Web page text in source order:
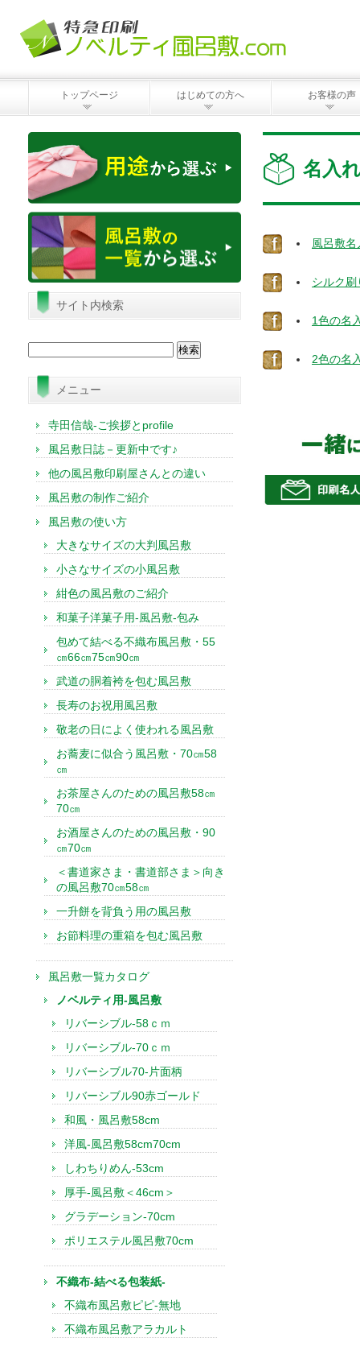
トップページ はじめての方へ お客様の声
名入
風呂敷
シルク
1色の名
2色の名
サイト内検索
メニュー
寺田信哉-ご挨拶とprofile
風呂敷日誌－更新中です♪
他の風呂敷印刷屋さんとの違い
風呂敷の制作ご紹介
風呂敷の使い方
大きなサイズの大判風呂敷
小さなサイズの小風呂敷
紺色の風呂敷のご紹介
和菓子洋菓子用-風呂敷-包み
包めて結べる不織布風呂敷・55
㎝66㎝75㎝90㎝
武道の胴着袴を包む風呂敷
長寿のお祝用風呂敷
敬老の日によく使われる風呂敷
お蕎麦に似合う風呂敷・70㎝58
㎝
お茶屋さんのための風呂敷58㎝
70㎝
お酒屋さんのための風呂敷・90
㎝70㎝
＜書道家さま・書道部さま＞向き
の風呂敷70㎝58㎝
一升餅を背負う用の風呂敷
お節料理の重箱を包む風呂敷
風呂敷一覧カタログ
ノベルティ用-風呂敷
リバーシブル-58ｃｍ
リバーシブル-70ｃｍ
リバーシブル70-片面柄
リバーシブル90赤ゴールド
和風・風呂敷58cm
洋風-風呂敷58cm70cm
しわちりめん-53cm
厚手-風呂敷＜46cm＞
グラデーション-70cm
ポリエステル風呂敷70cm
不織布-結べる包装紙-
不織布風呂敷ピピ-無地
不織布風呂敷アラカルト